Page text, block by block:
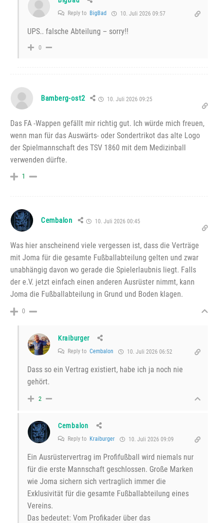
Reply to BigBad 10. Juli 2026 09:57
UPS.. falsche Abteilung – sorry!!
0
Bamberg-ost2 10. Juli 2026 09:25
Das FA -Wappen gefällt mir richtig gut. Ich würde mich freuen,
wenn man für das Auswärts- oder Sondertrikot das alte Logo
der Spielmannschaft des TSV 1860 mit dem Medizinball
verwenden dürfte.
1
Cembalon 10. Juli 2026 00:45
Was hier anscheinend viele vergessen ist, dass die Verträge
mit Joma für die gesamte Fußballabteilung gelten und zwar
unabhängig davon wo gerade die Spielerlaubnis liegt. Falls
der e.V. jetzt einfach einen anderen Ausrüster nimmt, kann
Joma die Fußballabteilung in Grund und Boden klagen.
0
Kraiburger
Reply to Cembalon 10. Juli 2026 06:52
Dass so ein Vertrag existiert, habe ich ja noch nie
gehört.
2
Cembalon
Reply to Kraiburger 10. Juli 2026 09:09
Ein Ausrüstervertrag im Profifußball wird niemals nur
für die erste Mannschaft geschlossen. Große Marken
wie Joma sichern sich vertraglich immer die
Exklusivität für die gesamte Fußballabteilung eines
Vereins.
Das bedeutet: Vom Profikader über das